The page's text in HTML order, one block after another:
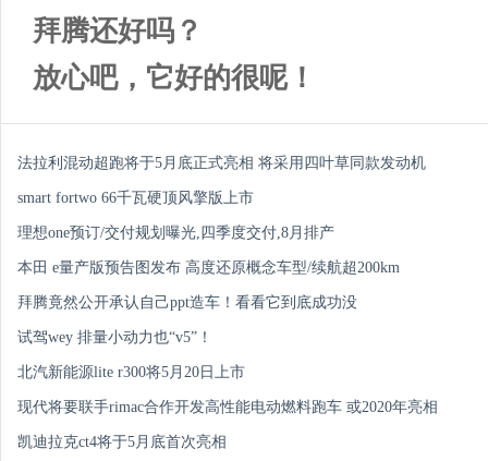
拜腾还好吗？
放心吧，它好的很呢！
法拉利混动超跑将于5月底正式亮相 将采用四叶草同款发动机
smart fortwo 66千瓦硬顶风擎版上市
理想one预订/交付规划曝光,四季度交付,8月排产
本田 e量产版预告图发布 高度还原概念车型/续航超200km
拜腾竟然公开承认自己ppt造车！看看它到底成功没
试驾wey 排量小动力也“v5”！
北汽新能源lite r300将5月20日上市
现代将要联手rimac合作开发高性能电动燃料跑车 或2020年亮相
凯迪拉克ct4将于5月底首次亮相